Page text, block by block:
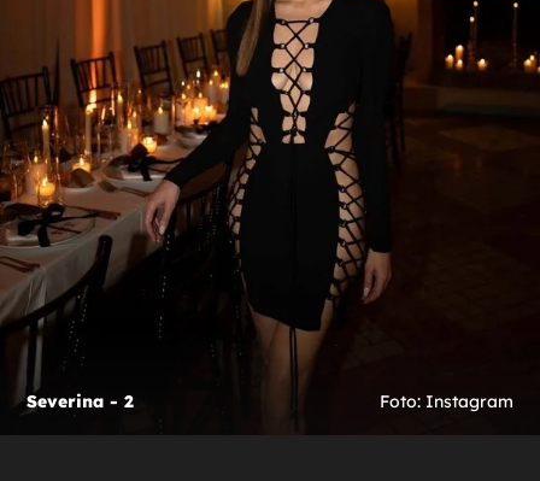
Severina - 2 Foto: Instagram